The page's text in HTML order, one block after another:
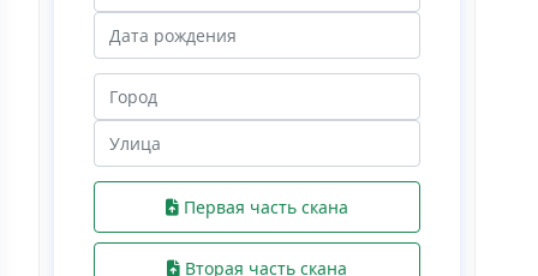
Первая часть скана
Вторая часть скана